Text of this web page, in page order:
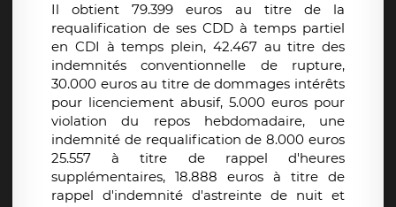
Il obtient 79.399 euros au titre de la
requalification de ses CDD à temps partiel
en CDI à temps plein, 42.467 au titre des
indemnités conventionnelle de rupture,
30.000 euros au titre de dommages intérêts
pour licenciement abusif, 5.000 euros pour
violation du repos hebdomadaire, une
indemnité de requalification de 8.000 euros
25.557 à titre de rappel d'heures
supplémentaires, 18.888 euros à titre de
rappel d'indemnité d'astreinte de nuit et